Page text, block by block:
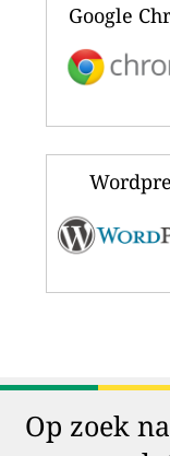
Google
Op zoek